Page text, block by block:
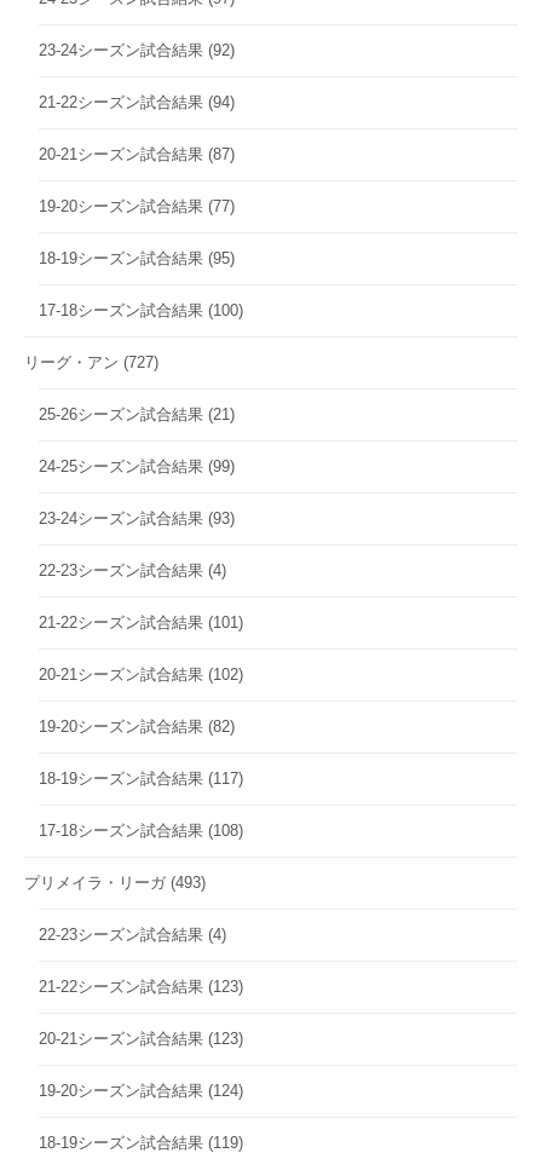
23-24シーズン試合結果 (92)
21-22シーズン試合結果 (94)
20-21シーズン試合結果 (87)
19-20シーズン試合結果 (77)
18-19シーズン試合結果 (95)
17-18シーズン試合結果 (100)
リーグ・アン (727)
25-26シーズン試合結果 (21)
24-25シーズン試合結果 (99)
23-24シーズン試合結果 (93)
22-23シーズン試合結果 (4)
21-22シーズン試合結果 (101)
20-21シーズン試合結果 (102)
19-20シーズン試合結果 (82)
18-19シーズン試合結果 (117)
17-18シーズン試合結果 (108)
プリメイラ・リーガ (493)
22-23シーズン試合結果 (4)
21-22シーズン試合結果 (123)
20-21シーズン試合結果 (123)
19-20シーズン試合結果 (124)
18-19シーズン試合結果 (119)